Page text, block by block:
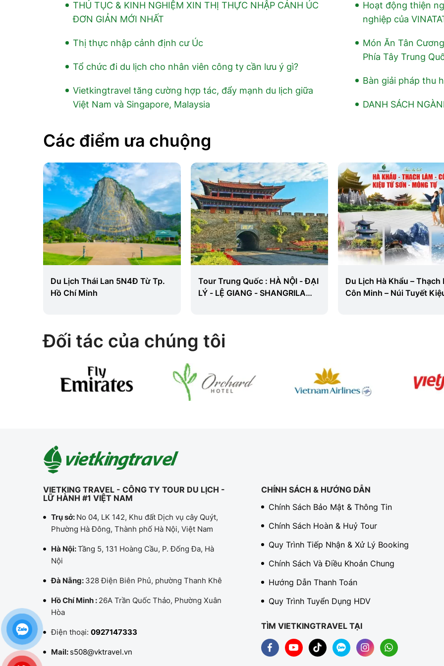
THỦ TỤC & KINH NGHIỆM XIN THỊ THỰC NHẬP CẢNH ÚC
ĐƠN GIẢN MỚI NHẤT
Thị thực nhập cảnh định cư Úc
Tổ chức đi du lịch cho nhân viên công ty cần lưu ý gì?
Vietkingtravel tăng cường hợp tác, đẩy mạnh du lịch giữa
Việt Nam và Singapore, Malaysia
Hoạt động thiện
nghiệp của
Món Ăn Tân
Phía Tây Trung
Bàn giải pháp thu
DANH SÁCH
Các điểm ưa chuộng
Du Lịch Thái Lan 5N4Đ Từ Tp.
Hồ Chí Minh
Tour Trung Quốc : HÀ NỘI - ĐẠI
LÝ - LỆ GIANG - SHANGRILA
Du Lịch Hà Khẩu – Thạch
Côn Minh – Núi Tuyết
Đối tác của chúng tôi
VIETKING TRAVEL - CÔNG TY TOUR DU LỊCH -
LỮ HÀNH #1 VIỆT NAM
Trụ sở: No 04, LK 142, Khu đất Dịch vụ cây Quýt,
Phường Hà Đông, Thành phố Hà Nội, Việt Nam
Hà Nội:Tầng 5, 131 Hoàng Cầu, P. Đống Đa, Hà
Nội
Đà Nẵng: 328 Điện Biên Phủ, phường Thanh Khê
Hồ Chí Minh : 26A Trần Quốc Thảo, Phường Xuân
Hòa
Điện thoại: 0927147333
Mail: s508@vktravel.vn
CHÍNH SÁCH & HƯỚNG DẪN
Chính Sách Bảo Mật & Thông Tin
Chính Sách Hoàn & Huỷ Tour
Quy Trình Tiếp Nhận & Xử Lý Booking
Chính Sách Và Điều Khoản Chung
Hướng Dẫn Thanh Toán
Quy Trình Tuyển Dụng HDV
TÌM VIETKINGTRAVEL TẠI